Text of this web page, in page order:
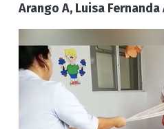
Arango A, Luisa